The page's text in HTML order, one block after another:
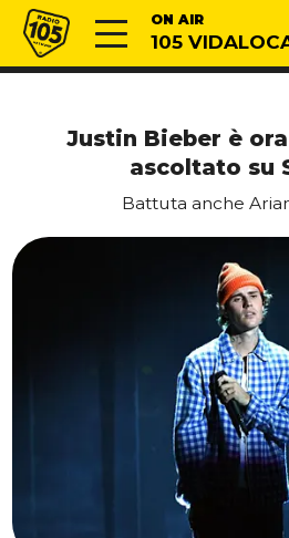
Vai al contenuto
Radio 105 ON AIR
105
Justin Bieber è
ascoltato su
Battuta anche